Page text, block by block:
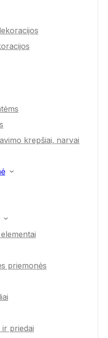
krepšiai, narvai
priemonės
ir priedai